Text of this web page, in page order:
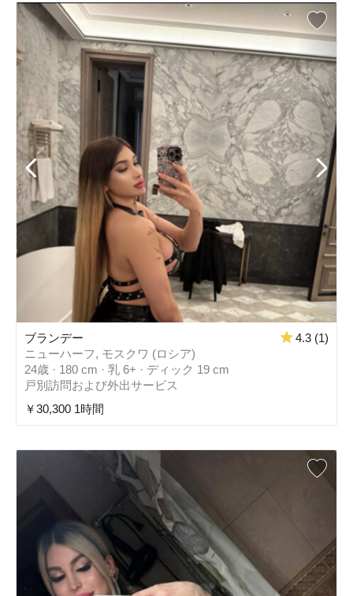
ブランデー
4.3 (1)
ニューハーフ, モスクワ (ロシア)
24歳 · 180 cm · 乳 6+ · ディック 19 cm
戸別訪問および外出サービス
￥30,300 1時間